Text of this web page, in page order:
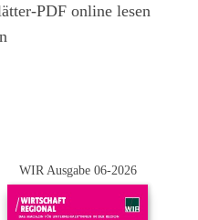
PDF online lesen
WIR Ausgabe 06-2026